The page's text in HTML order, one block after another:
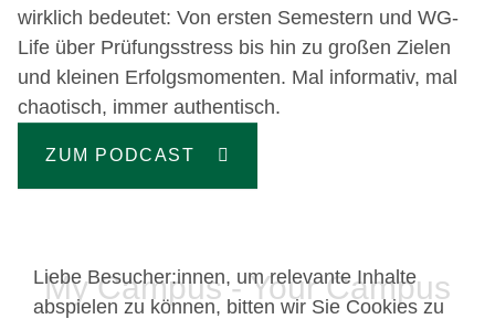
wirklich bedeutet: Von ersten Semestern und WG-
Life über Prüfungsstress bis hin zu großen Zielen
und kleinen Erfolgsmomenten. Mal informativ, mal
chaotisch, immer authentisch.
ZUM PODCAST
My Campus - Your Campus
Liebe Besucher:innen, um relevante Inhalte
abspielen zu können, bitten wir Sie Cookies zu